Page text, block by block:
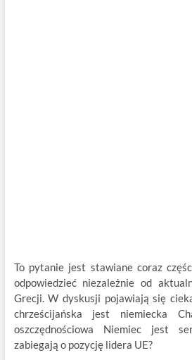
To pytanie jest stawiane coraz
odpowiedzieć niezależnie od
Grecji. W dyskusji pojawiają się
chrześcijańska jest niemiecka
oszczędnościowa Niemiec jest
zabiegają o pozycję lidera UE?